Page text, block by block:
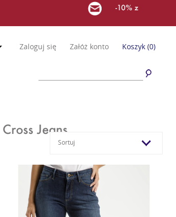
-10% z
Zaloguj się Załóż konto Koszyk (0)
Jeans
Sortuj